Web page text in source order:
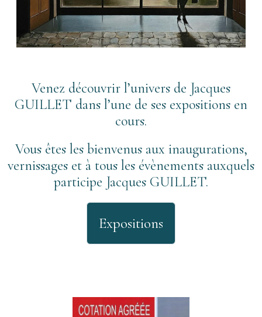
Venez découvrir l’univers de Jacques
GUILLET dans l’une de ses expositions en
cours.
Vous êtes les bienvenus aux inaugurations,
vernissages et à tous les évènements auxquels
participe Jacques GUILLET.
Expositions